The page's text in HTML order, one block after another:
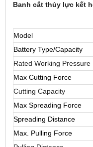
Banh cắt thủy lực kết
Model
Battery Type/Capacity
Rated Working Pressure
Max Cutting Force
Cutting Capacity
Max Spreading Force
Spreading Distance
Max. Pulling Force